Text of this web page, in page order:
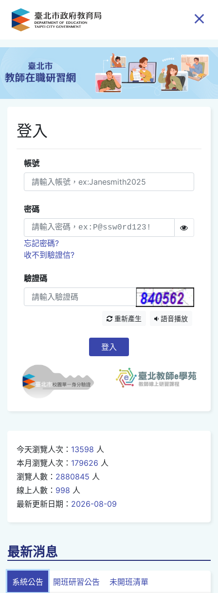
跳到主要內容
登入
帳號
密碼
忘記密碼?
收不到驗證信?
驗證碼
重新產生 語音播放
登入
今天瀏覽人次： 13598 人
本月瀏覽人次： 179626 人
瀏覽人數： 2880845 人
線上人數： 998 人
最新更新日期： 2026-08-09
最新消息
系統公告 開班研習公告 未開班清單